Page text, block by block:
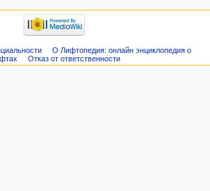
О Лифтопедия: онлайн энциклопедия о
Отказ от ответственности